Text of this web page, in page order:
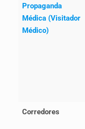
Propaganda
Médica (Visitador
Médico)
Corredores